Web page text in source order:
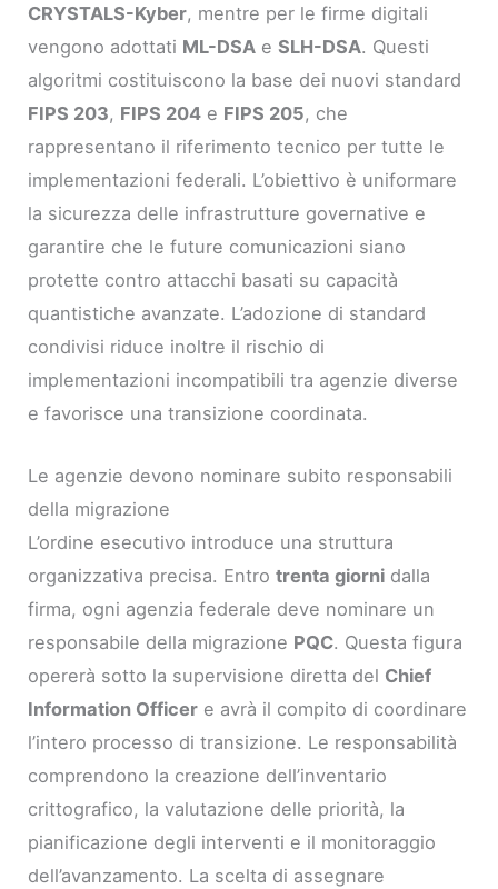
CRYSTALS-Kyber, mentre per le firme digitali
vengono adottati ML-DSA eSLH-DSA. Questi
algoritmi costituiscono la base dei nuovi standard
FIPS 203, FIPS 204 e FIPS 205, che
rappresentano il riferimento tecnico per tutte le
implementazioni federali. L’obiettivo è uniformare
la sicurezza delle infrastrutture governative e
garantire che le future comunicazioni siano
protette contro attacchi basati su capacità
quantistiche avanzate. L’adozione di standard
condivisi riduce inoltre il rischio di
implementazioni incompatibili tra agenzie diverse
e favorisce una transizione coordinata.
Le agenzie devono nominare subito responsabili
della migrazione
L’ordine esecutivo introduce una struttura
organizzativa precisa. Entrotrenta giorni dalla
firma, ogni agenzia federale deve nominare un
responsabile della migrazione PQC. Questa figura
opererà sotto la supervisione diretta del Chief
Information Officer e avrà il compito di coordinare
l’intero processo di transizione. Le responsabilità
comprendono la creazione dell’inventario
crittografico, la valutazione delle priorità, la
pianificazione degli interventi e il monitoraggio
dell’avanzamento. La scelta di assegnare